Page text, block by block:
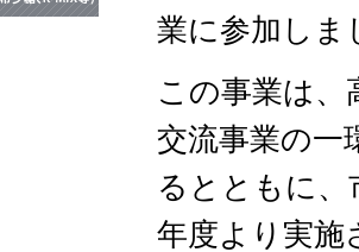
業に参加しま
この事業は、
交流事業の一
るとともに、
年度より実施